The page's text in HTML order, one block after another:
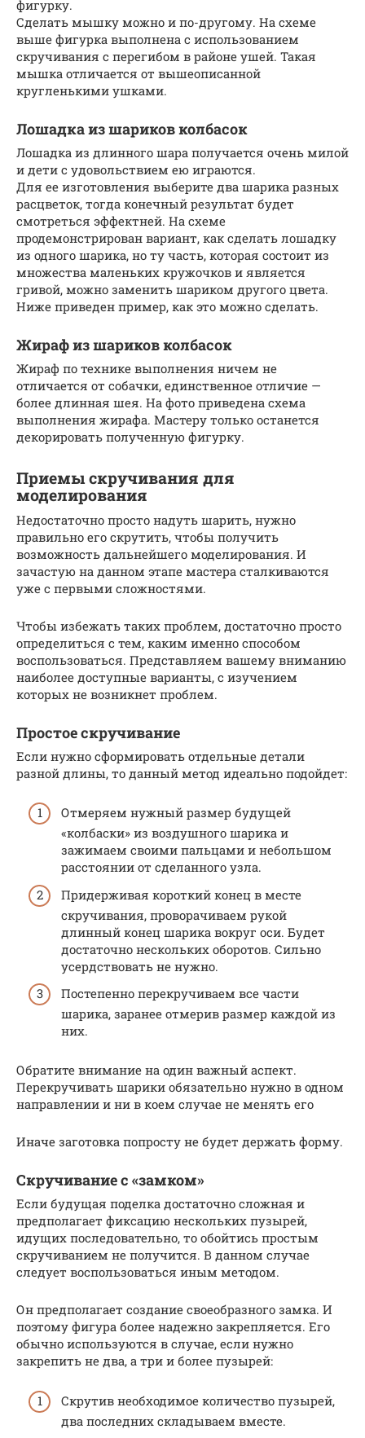
фигурку.
Сделать мышку можно и по-другому. На схеме
выше фигурка выполнена с использованием
скручивания с перегибом в районе ушей. Такая
мышка отличается от вышеописанной
кругленькими ушками.
Лошадка из шариков колбасок
Лошадка из длинного шара получается очень милой
и дети с удовольствием ею играются.
Для ее изготовления выберите два шарика разных
расцветок, тогда конечный результат будет
смотреться эффектней. На схеме
продемонстрирован вариант, как сделать лошадку
из одного шарика, но ту часть, которая состоит из
множества маленьких кружочков и является
гривой, можно заменить шариком другого цвета.
Ниже приведен пример, как это можно сделать.
Жираф из шариков колбасок
Жираф по технике выполнения ничем не
отличается от собачки, единственное отличие —
более длинная шея. На фото приведена схема
выполнения жирафа. Мастеру только останется
декорировать полученную фигурку.
Приемы скручивания для
моделирования
Недостаточно просто надуть шарить, нужно
правильно его скрутить, чтобы получить
возможность дальнейшего моделирования. И
зачастую на данном этапе мастера сталкиваются
уже с первыми сложностями.
Чтобы избежать таких проблем, достаточно просто
определиться с тем, каким именно способом
воспользоваться. Представляем вашему вниманию
наиболее доступные варианты, с изучением
которых не возникнет проблем.
Простое скручивание
Если нужно сформировать отдельные детали
разной длины, то данный метод идеально подойдет:
Отмеряем нужный размер будущей
«колбаски» из воздушного шарика и
зажимаем своими пальцами и небольшом
расстоянии от сделанного узла.
Придерживая короткий конец в месте
скручивания, проворачиваем рукой
длинный конец шарика вокруг оси. Будет
достаточно нескольких оборотов. Сильно
усердствовать не нужно.
Постепенно перекручиваем все части
шарика, заранее отмерив размер каждой из
них.
Обратите внимание на один важный аспект.
Перекручивать шарики обязательно нужно в одном
направлении и ни в коем случае не менять его
Иначе заготовка попросту не будет держать форму.
Скручивание с «замком»
Если будущая поделка достаточно сложная и
предполагает фиксацию нескольких пузырей,
идущих последовательно, то обойтись простым
скручиванием не получится. В данном случае
следует воспользоваться иным методом.
Он предполагает создание своеобразного замка. И
поэтому фигура более надежно закрепляется. Его
обычно используются в случае, если нужно
закрепить не два, а три и более пузырей:
Скрутив необходимое количество пузырей,
два последних складываем вместе.